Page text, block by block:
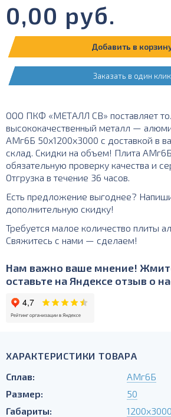
0,00 руб.
Добавить в
Заказать в один клик
ООО ПКФ «МЕТАЛЛ СВ» поставляет
высококачественный металл —
АМг6Б 50х1200х3000 с доставкой в
склад. Скидки на объем! Плита
обязательную проверку качества и
Отгрузка в течение 36 часов.
Есть предложение выгоднее?
дополнительную скидку!
Требуется малое количество плиты
Свяжитесь с нами — сделаем!
Нам важно ваше мнение!
оставьте на Яндексе отзыв о
ХАРАКТЕРИСТИКИ ТОВАРА
Сплав:
АМг6Б
Размер:
50
Габариты:
1200х3000